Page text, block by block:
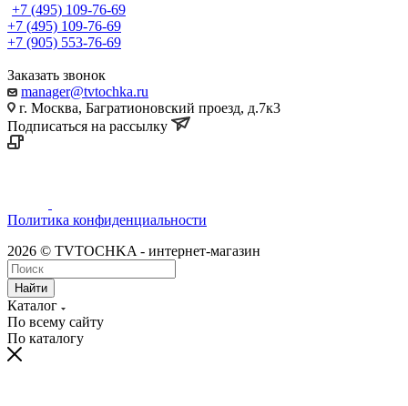
+7 (495) 109-76-69
+7 (495) 109-76-69
+7 (905) 553-76-69
Заказать звонок
manager@tvtochka.ru
г. Москва, Багратионовский проезд, д.7к3
Подписаться на рассылку
Политика конфиденциальности
2026 © TVTOCHKA - интернет-магазин
Найти
Каталог
По всему сайту
По каталогу